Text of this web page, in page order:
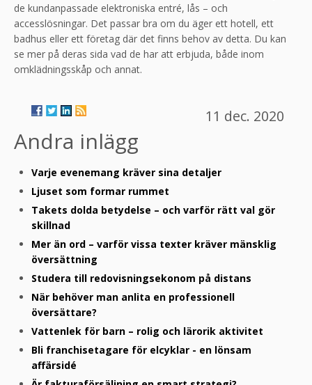
de kundanpassade elektroniska entré, lås – och
accesslösningar. Det passar bra om du äger ett hotell, ett
badhus eller ett företag där det finns behov av detta. Du kan
se mer på deras sida vad de har att erbjuda, både inom
omklädningsskåp och annat.
11 dec. 2020
Andra inlägg
Varje evenemang kräver sina detaljer
Ljuset som formar rummet
Takets dolda betydelse – och varför rätt val gör
skillnad
Mer än ord – varför vissa texter kräver mänsklig
översättning
Studera till redovisningsekonom på distans
När behöver man anlita en professionell
översättare?
Vattenlek för barn – rolig och lärorik aktivitet
Bli franchisetagare för elcyklar - en lönsam
affärsidé